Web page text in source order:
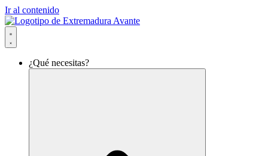
Ir al contenido
¿Qué necesitas?